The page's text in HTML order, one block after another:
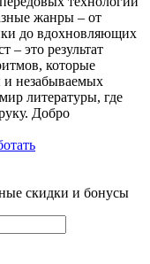
жанры – от
до вдохновляющих
– это результат
которые
и незабываемых
литературы, где
Добро
скидки и бонусы